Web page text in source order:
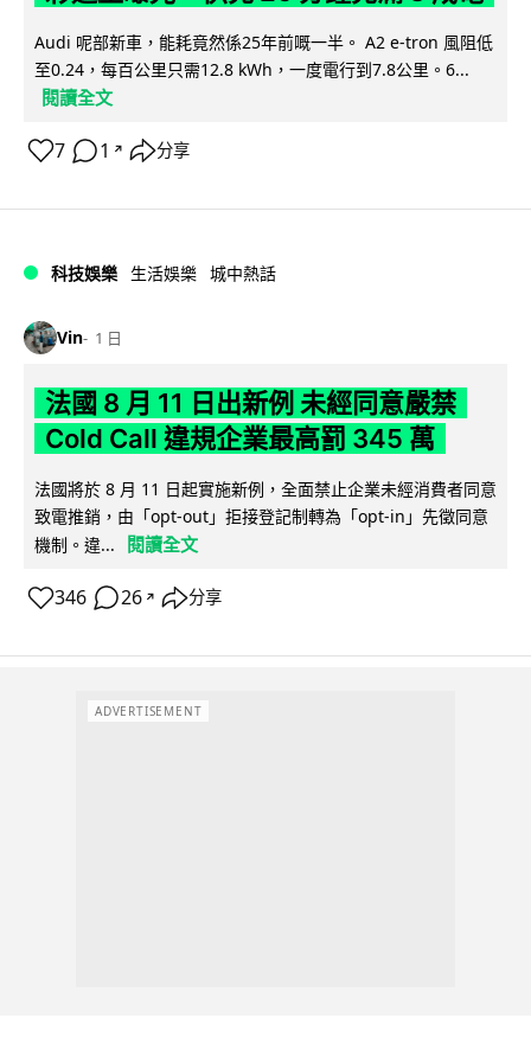
Audi 呢部新車，能耗竟然係25年前嘅一半。 A2 e-tron 風阻低
至0.24，每百公里只需12.8 kWh，一度電行到7.8公里。6...
閱讀全文
7 1 ↗ 分享
科技娛樂 生活娛樂 城中熱話
Vin 1 日
法國 8 月 11 日出新例 未經同意嚴禁
Cold Call 違規企業最高罰 345 萬
法國將於 8 月 11 日起實施新例，全面禁止企業未經消費者同意
致電推銷，由「opt-out」拒接登記制轉為「opt-in」先徵同意
機制。違...
閱讀全文
346 26 ↗ 分享
ADVERTISEMENT